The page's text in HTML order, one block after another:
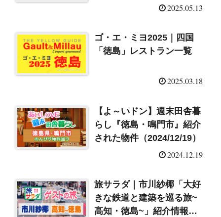
2025.05.13
ゴ・エ・ミヨ2025｜四国
「徳島」レストラン一覧
2025.03.18
【よ～いドン】週末田舎暮
らし『徳島・鳴門市』紹介
された物件（2024/12/19）
2024.12.19
旅サラダ｜市川紗椰「大好
きな鉄道と建築を巡る旅~
高知・徳島~」紹介情報ま